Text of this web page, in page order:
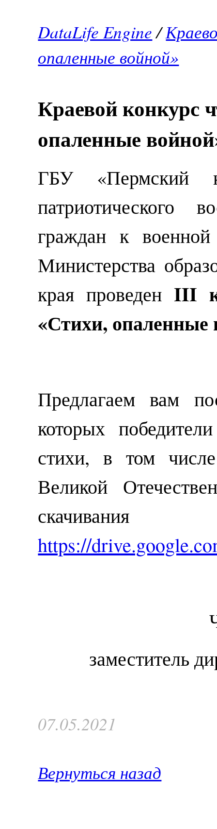
DataLife Engine/
опаленные войной»
Краевой конкурс
опаленные
ГБУ «Пермский
патриотического
граждан к
Министерства
края проведенIII
«Стихи, опаленные
Предлагаем вам
которых
стихи, в том
Великой
https://
заместитель
07.05.2021
Вернуться назад